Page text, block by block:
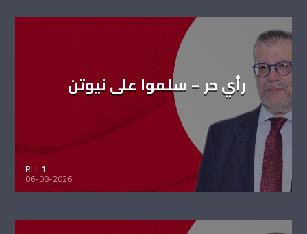
رأي حر – سلموا على نيوتن
RLL 1
06-08-2026